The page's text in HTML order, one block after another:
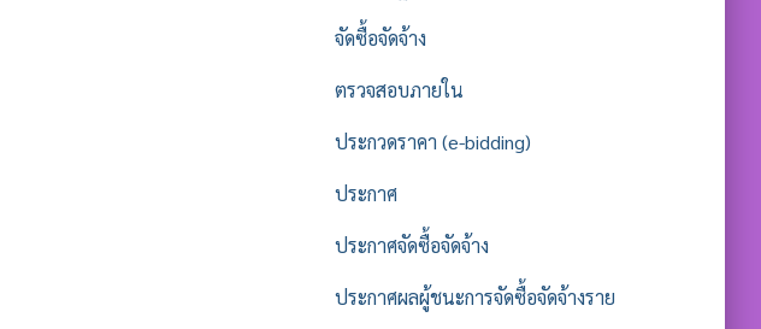
จัดซื้อจัดจ้าง
ตรวจสอบภายใน
ประกวดราคา (e-bidding)
ประกาศ
ประกาศจัดซื้อจัดจ้าง
ประกาศผลผู้ชนะการจัดซื้อจัดจ้างราย